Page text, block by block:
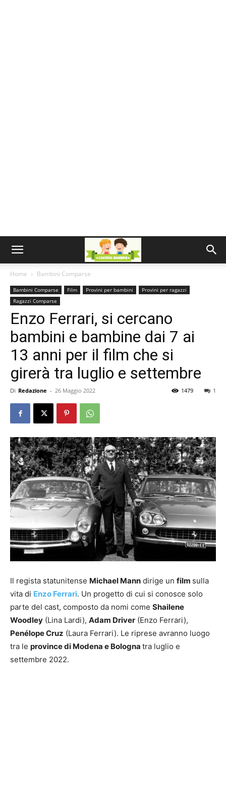
Home Bambini Comparse
Bambini Comparse Film Provini per bambini
Provini per ragazzi
Ragazzi Comparse
Enzo Ferrari, si cercano
bambini e bambine dai 7 ai
13 anni per il film che si
girerà tra luglio e settembre
Di Redazione - 26 Maggio 2022 1
1479
Il regista statunitense Michael Mann dirige un film sulla
vita di Enzo Ferrari. Un progetto di cui si conosce solo
parte del cast, composto da nomi come Shailene
Woodley (Lina Lardi), Adam Driver (Enzo Ferrari),
Penélope Cruz (Laura Ferrari). Le riprese avranno luogo
tra le province di Modena e Bologna tra luglio e
settembre 2022.